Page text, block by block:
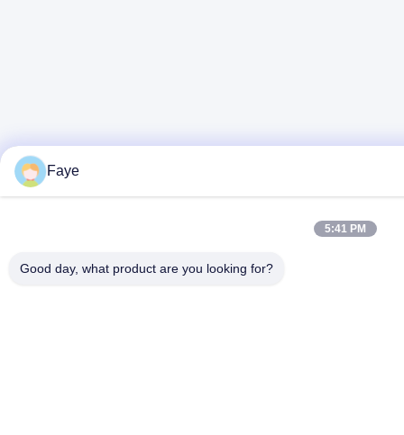
Faye
5:41 PM
Good day, what product are you looking for?